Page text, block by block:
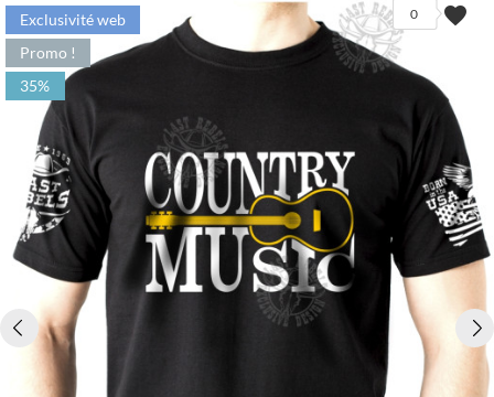
favorite
0
Exclusivité web
Promo !
35%